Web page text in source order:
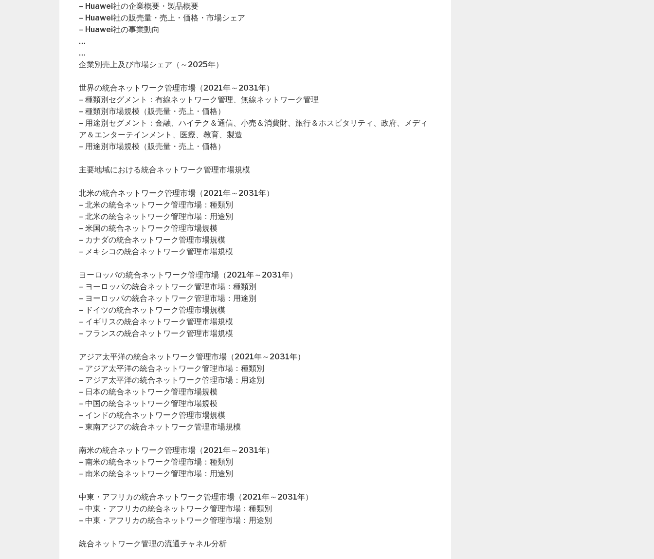
– Huawei社の企業概要・製品概要
– Huawei社の販売量・売上・価格・市場シェア
– Huawei社の事業動向
…
…
企業別売上及び市場シェア（～2025年）
世界の統合ネットワーク管理市場（2021年～2031年）
– 種類別セグメント：有線ネットワーク管理、無線ネットワーク管理
– 種類別市場規模（販売量・売上・価格）
– 用途別セグメント：金融、ハイテク＆通信、小売＆消費財、旅行＆ホスピタリティ、政府、メディ
ア＆エンターテインメント、医療、教育、製造
– 用途別市場規模（販売量・売上・価格）
主要地域における統合ネットワーク管理市場規模
北米の統合ネットワーク管理市場（2021年～2031年）
– 北米の統合ネットワーク管理市場：種類別
– 北米の統合ネットワーク管理市場：用途別
– 米国の統合ネットワーク管理市場規模
– カナダの統合ネットワーク管理市場規模
– メキシコの統合ネットワーク管理市場規模
ヨーロッパの統合ネットワーク管理市場（2021年～2031年）
– ヨーロッパの統合ネットワーク管理市場：種類別
– ヨーロッパの統合ネットワーク管理市場：用途別
– ドイツの統合ネットワーク管理市場規模
– イギリスの統合ネットワーク管理市場規模
– フランスの統合ネットワーク管理市場規模
アジア太平洋の統合ネットワーク管理市場（2021年～2031年）
– アジア太平洋の統合ネットワーク管理市場：種類別
– アジア太平洋の統合ネットワーク管理市場：用途別
– 日本の統合ネットワーク管理市場規模
– 中国の統合ネットワーク管理市場規模
– インドの統合ネットワーク管理市場規模
– 東南アジアの統合ネットワーク管理市場規模
南米の統合ネットワーク管理市場（2021年～2031年）
– 南米の統合ネットワーク管理市場：種類別
– 南米の統合ネットワーク管理市場：用途別
中東・アフリカの統合ネットワーク管理市場（2021年～2031年）
– 中東・アフリカの統合ネットワーク管理市場：種類別
– 中東・アフリカの統合ネットワーク管理市場：用途別
統合ネットワーク管理の流通チャネル分析